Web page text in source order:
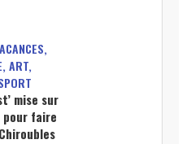
ART,
mise sur
faire